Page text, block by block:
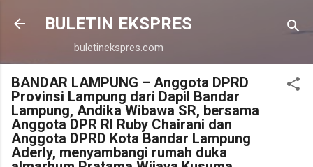
Langsung ke konten utama
BULETIN EKSPRES
buletinekspres.com
BANDAR LAMPUNG – Anggota DPRD
Provinsi Lampung dari Dapil Bandar
Lampung, Andika Wibawa SR, bersama
Anggota DPR RI Ruby Chairani dan
Anggota DPRD Kota Bandar Lampung
Aderly, menyambangi rumah duka